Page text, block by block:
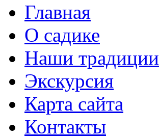
Главная
О садике
Наши традиции
Экскурсия
Карта сайта
Контакты